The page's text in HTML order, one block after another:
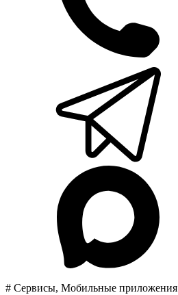
# Сервисы, Мобильные приложения